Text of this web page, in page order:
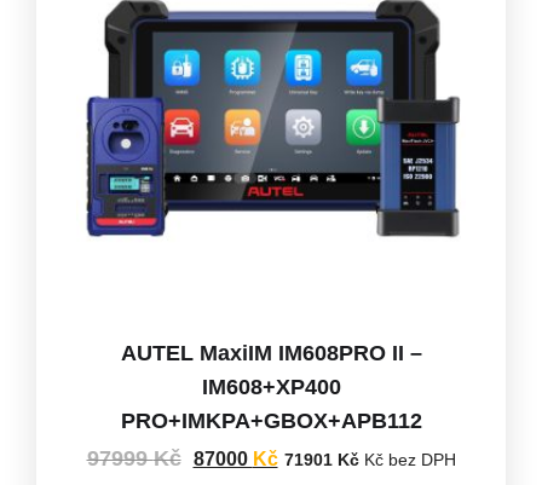
AUTEL MaxiIM IM608PRO II –
IM608+XP400
PRO+IMKPA+GBOX+APB112
97999Kč 87000 Kč 71901 KčKč bez DPH